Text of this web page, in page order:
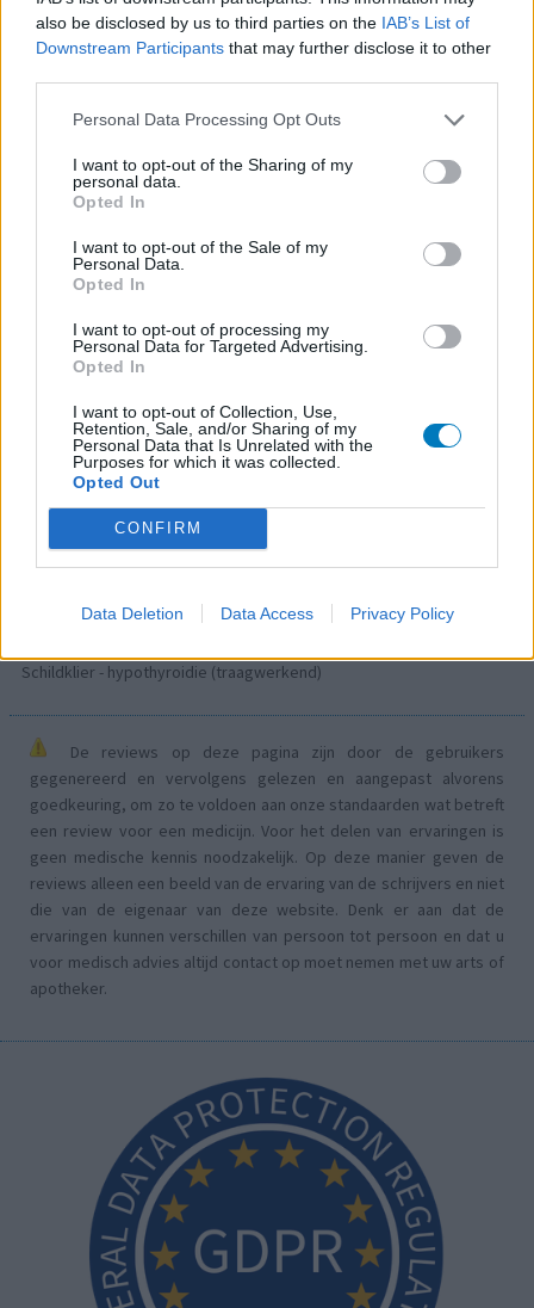
also be disclosed by us to third parties on the IAB’s List of
Downstream Participants that may further disclose it to other
Personal Data Processing Opt Outs
I want to opt-out of the Sharing of my
personal data.
Opted In
I want to opt-out of the Sale of my
Personal Data.
Opted In
I want to opt-out of processing my
Personal Data for Targeted Advertising.
Opted In
I want to opt-out of Collection, Use,
Retention, Sale, and/or Sharing of my
Personal Data that Is Unrelated with the
Purposes for which it was collected.
Opted Out
CONFIRM
Data Deletion Data Access Privacy Policy
Amoxicilline (646)
Antibiotica - penicillines breedspectrum
Wellbutrin XR (646)
Verslavingsziekten
Diabetes (suikerziekte) - orale middelen
Implanon (hormoonimplantaat) (584)
Anticonceptie - overig
Lexapro (509)
Depressie - antidepressiva SSRI
Concerta (503)
ADHD - psychostimulantia
Bloeddruk - calciumantagonisten
Amoxicilline / Clavulaanzuur (486)
Antibiotica - penicillines breedspectrum
Roaccutane (480)
Acne
ADHD - psychostimulantia
Schildklier - hypothyroidie (traagwerkend)
De reviews op deze pagina zijn door de gebruikers
gegenereerd en vervolgens gelezen en aangepast alvorens
goedkeuring, om zo te voldoen aan onze standaarden wat betreft
een review voor een medicijn. Voor het delen van ervaringen is
geen medische kennis noodzakelijk. Op deze manier geven de
reviews alleen een beeld van de ervaring van de schrijvers en niet
die van de eigenaar van deze website. Denk er aan dat de
ervaringen kunnen verschillen van persoon tot persoon en dat u
voor medisch advies altijd contact op moet nemen met uw arts of
apotheker.